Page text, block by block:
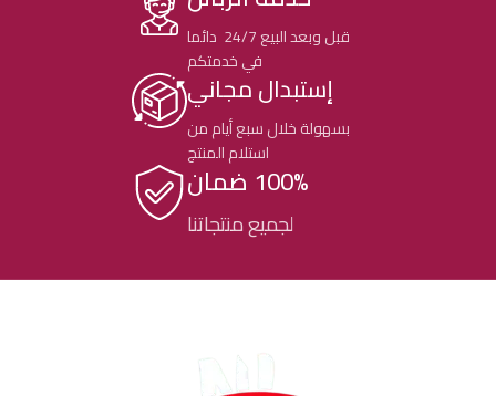
قبل وبعد البيع 24/7 دائما
في خدمتكم
إستبدال مجاني
بسهولة خلال سبع أيام من
استلام المنتج
100% ضمان
لجميع منتجاتنا